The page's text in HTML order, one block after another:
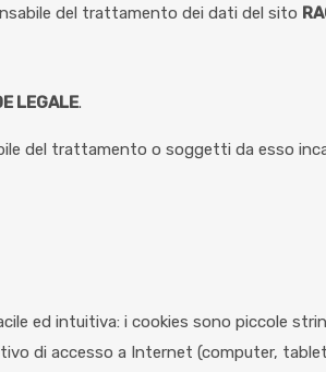
del trattamento dei dati del sito
LEGALE.
del trattamento o soggetti da esso
ed intuitiva: i cookies sono piccole
di accesso a Internet (computer,